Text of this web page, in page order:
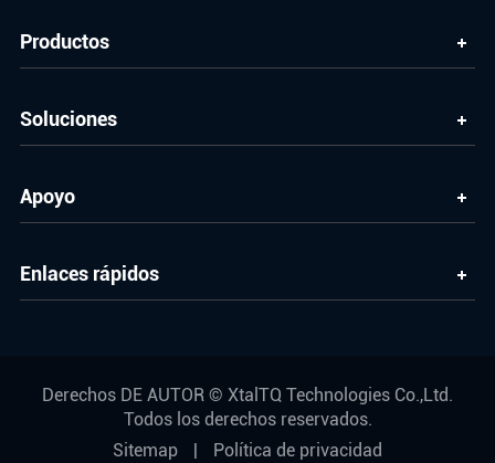
Productos
Soluciones
Apoyo
Enlaces rápidos
Derechos DE AUTOR © XtalTQ Technologies Co.,Ltd.
Todos los derechos reservados.
Sitemap
Política de privacidad